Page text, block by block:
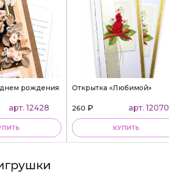
рождения
арт. 12428
Открытка «Любимой»
260 ₽ арт. 12070
КУПИТЬ